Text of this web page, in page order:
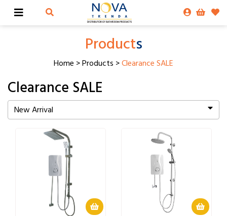
Products
Home >Products >Clearance SALE
Clearance SALE
New Arrival